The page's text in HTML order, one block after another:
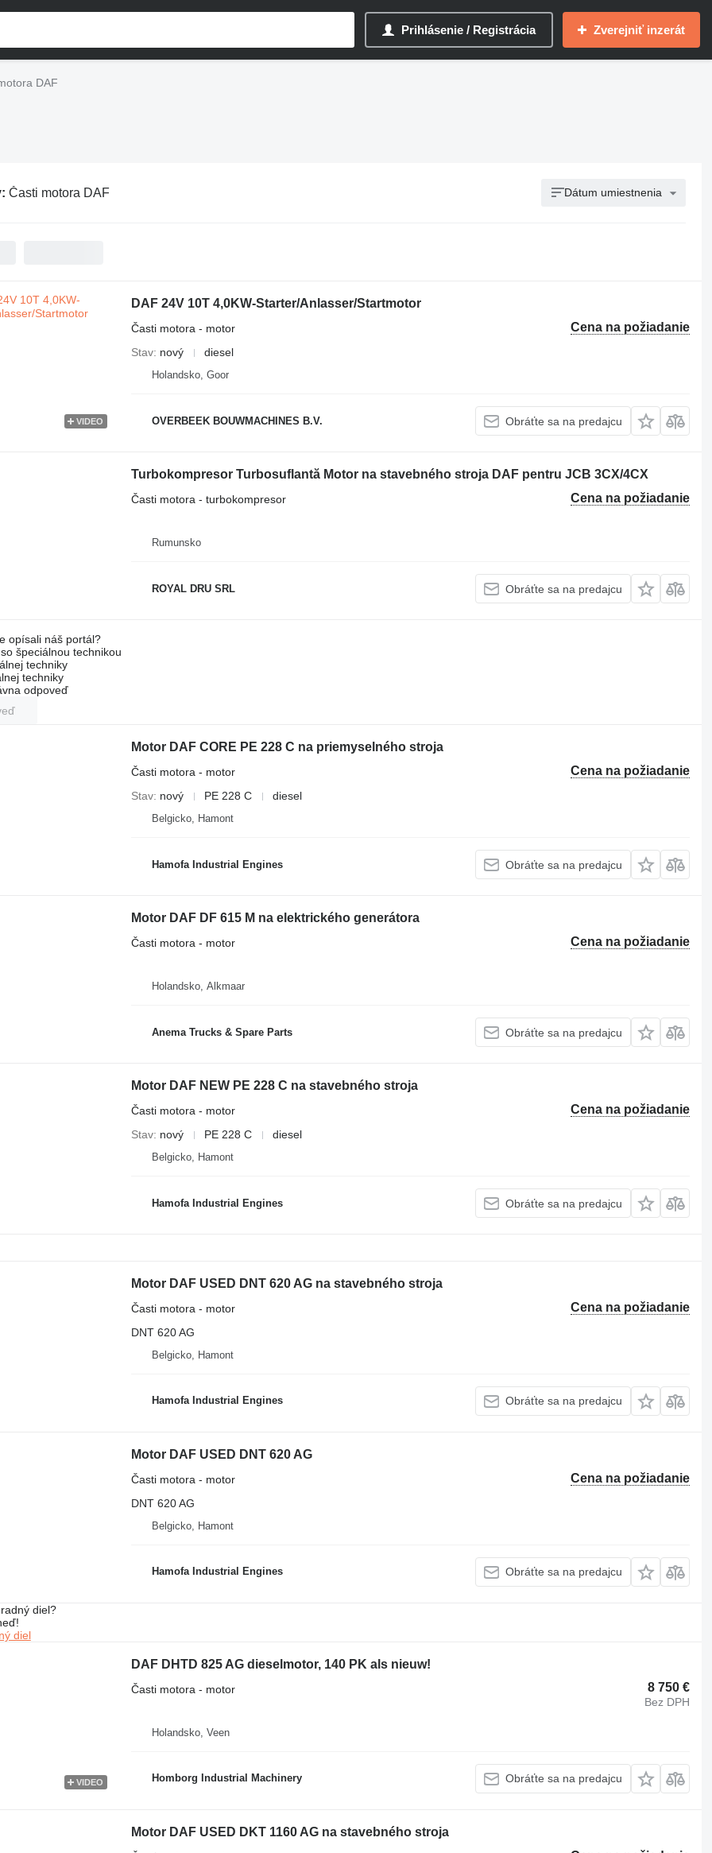
Prihlásenie / Registrácia Zverejniť inzerát
DAF
Časti motora DAF Dátum umiestnenia
VIDEO
DAF 24V 10T 4,0KW-Starter/Anlasser/Startmotor
Cena na požiadanie
Časti motora - motor
Stav nový diesel
Holandsko, Goor
OVERBEEK BOUWMACHINES B.V. Obráťte sa na predajcu
Turbokompresor Turbosuflantă Motor na stavebného stroja DAF pentru JCB 3CX/4CX
Cena na požiadanie
Časti motora - turbokompresor
Rumunsko
ROYAL DRU SRL Obráťte sa na predajcu
opísali náš portál?
špeciálnou technikou
techniky
techniky
odpoveď
Motor DAF CORE PE 228 C na priemyselného stroja
Cena na požiadanie
Časti motora - motor
Stav nový PE 228 C diesel
Belgicko, Hamont
Hamofa Industrial Engines Obráťte sa na predajcu
Motor DAF DF 615 M na elektrického generátora
Cena na požiadanie
Časti motora - motor
Holandsko, Alkmaar
Anema Trucks & Spare Parts Obráťte sa na predajcu
Motor DAF NEW PE 228 C na stavebného stroja
Cena na požiadanie
Časti motora - motor
Stav nový PE 228 C diesel
Belgicko, Hamont
Hamofa Industrial Engines Obráťte sa na predajcu
Motor DAF USED DNT 620 AG na stavebného stroja
Cena na požiadanie
Časti motora - motor
DNT 620 AG
Belgicko, Hamont
Hamofa Industrial Engines Obráťte sa na predajcu
Motor DAF USED DNT 620 AG
Cena na požiadanie
Časti motora - motor
DNT 620 AG
Belgicko, Hamont
Hamofa Industrial Engines Obráťte sa na predajcu
diel?
diel
VIDEO
DAF DHTD 825 AG dieselmotor, 140 PK als nieuw!
8 750 €
Bez DPH
Časti motora - motor
Holandsko, Veen
Homborg Industrial Machinery Obráťte sa na predajcu
Motor DAF USED DKT 1160 AG na stavebného stroja